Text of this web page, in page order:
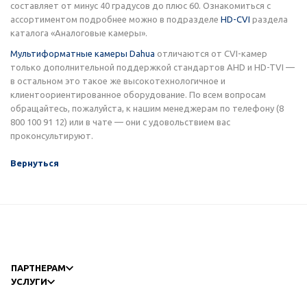
составляет от минус 40 градусов до плюс 60. Ознакомиться с
ассортиментом подробнее можно в подразделе HD-CVI раздела
каталога «Аналоговые камеры».
Мультиформатные камеры Dahua отличаются от CVI-камер
только дополнительной поддержкой стандартов AHD и HD-TVI —
в остальном это такое же высокотехнологичное и
клиентоориентированное оборудование. По всем вопросам
обращайтесь, пожалуйста, к нашим менеджерам по телефону (8
800 100 91 12) или в чате — они с удовольствием вас
проконсультируют.
Вернуться
ПАРТНЕРАМ
УСЛУГИ